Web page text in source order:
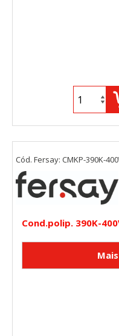
Cond.polip. 390K-
Cód. Fersay: CMKP-390K-